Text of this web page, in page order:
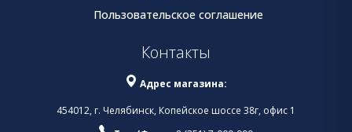
Пользовательское соглашение
Контакты
Адрес магазина:
454012, г. Челябинск, Копейское шоссе 38г, офис 1